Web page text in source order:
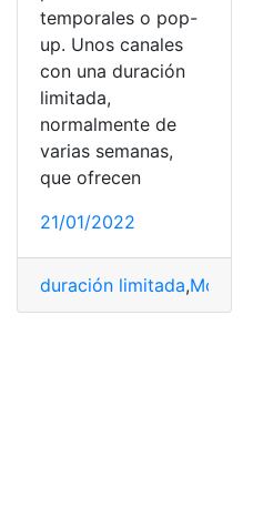
temporales o pop-
up. Unos canales
con una duración
limitada,
normalmente de
varias semanas,
que ofrecen
21/01/2022
duración limitada,Movistar